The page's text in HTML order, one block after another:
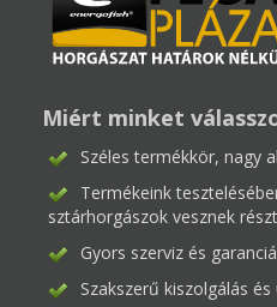
Miért minket
Széles termékkör, nagy
Termékeink
sztárhorgászok vesznek részt
Gyors szerviz és
Szakszerű kiszolgálás